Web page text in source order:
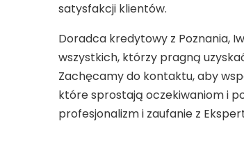
satysfakcji klientów.
Doradca kredytowy z Poznania,
wszystkich, którzy pragną
Zachęcamy do kontaktu, aby
które sprostają oczekiwaniom i
profesjonalizm i zaufanie z